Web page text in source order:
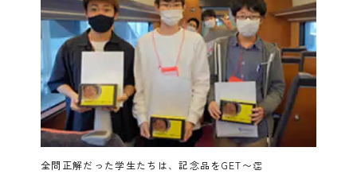
全問正解だった学生たちは、記念品をGET〜👏